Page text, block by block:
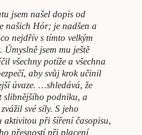
jsem našel dopis od
našich Hór; je nadšen a
nejdřív s tímto velkým
Úmyslně jsem mu ještě
všechny potíže a všechna
aby svůj krok učinil
úvaze. …shledává, že
slibnějšího podniku, a
své síly. S jeho
aktivitou při šíření časopisu,
přesností při placení